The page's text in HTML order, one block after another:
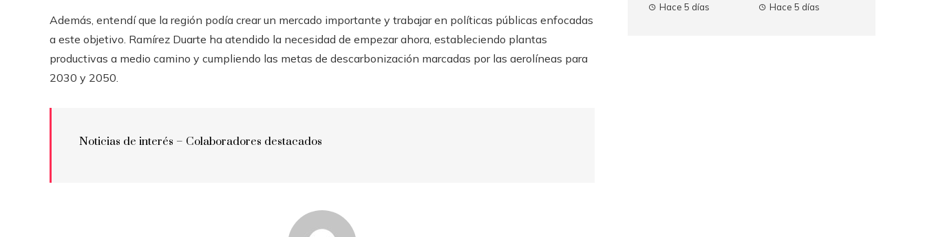
Además, entendí que la región podía crear un mercado importante y trabajar en políticas públicas enfocadas
a este objetivo. Ramírez Duarte ha atendido la necesidad de empezar ahora, estableciendo plantas
productivas a medio camino y cumpliendo las metas de descarbonización marcadas por las aerolíneas para
2030 y 2050.
Noticias de interés – Colaboradores destacados
Hace 5 días Hace 5 días